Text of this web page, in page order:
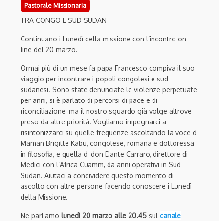
Pastorale Missionaria
TRA CONGO E SUD SUDAN
Continuano i Lunedì della missione con l’incontro on
line del 20 marzo.
Ormai più di un mese fa papa Francesco compiva il suo
viaggio per incontrare i popoli congolesi e sud
sudanesi. Sono state denunciate le violenze perpetuate
per anni, si è parlato di percorsi di pace e di
riconciliazione; ma il nostro sguardo già volge altrove
preso da altre priorità. Vogliamo impegnarci a
risintonizzarci su quelle frequenze ascoltando la voce di
Maman Brigitte Kabu, congolese, romana e dottoressa
in filosofia, e quella di don Dante Carraro, direttore di
Medici con l’Africa Cuamm, da anni operativi in Sud
Sudan. Aiutaci a condividere questo momento di
ascolto con altre persone facendo conoscere i Lunedì
della Missione.
Ne parliamo lunedì 20 marzo alle 20.45 sul canale